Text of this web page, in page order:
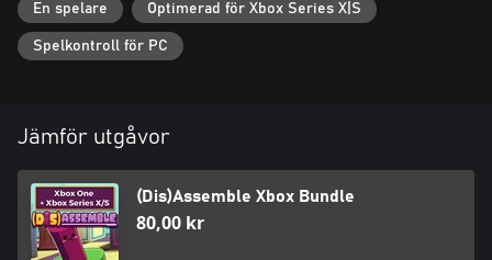
En spelare Optimerad för Xbox Series X|S
Spelkontroll för PC
Jämför utgåvor
(Dis)Assemble Xbox Bundle
80,00 kr